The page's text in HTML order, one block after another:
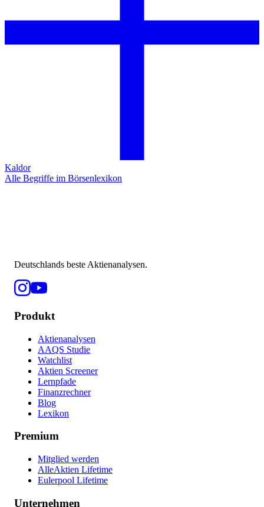
Kaldor
Alle Begriffe im Börsenlexikon
Deutschlands beste Aktienanalysen.
Produkt
Aktienanalysen
AAQS Studie
Watchlist
Aktien Screener
Lernpfade
Finanzrechner
Blog
Lexikon
Premium
Mitglied werden
AlleAktien Lifetime
Eulerpool Lifetime
Unternehmen